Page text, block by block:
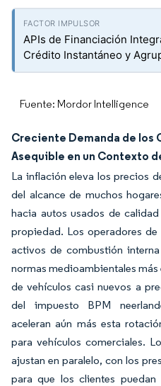
APIs de Financiación
Crédito Instantáneo y
Fuente: Mordor Intelligence
Creciente Demanda de los
Asequible en un Contexto
La inflación eleva los precios
del alcance de muchos
hacia autos usados de
propiedad. Los operadores
activos de combustión
normas medioambientales
de vehículos casi nuevos a
del impuesto BPM
aceleran aún más esta
para vehículos comerciales.
ajustan en paralelo, con los
para que los clientes puedan